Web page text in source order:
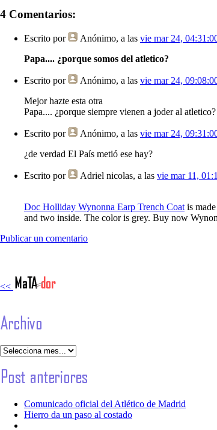
4 Comentarios:
Escrito por Anónimo, a las vie mar 24,
Papa.... ¿porque somos del atletico?
Escrito por Anónimo, a las vie mar 24,
Mejor hazte esta otra
Papa.... ¿porque siempre vienen a joder al atletico?
Escrito por Anónimo, a las vie mar 24,
¿de verdad El País metió ese hay?
Escrito por Adriel nicolas, a las vie mar 11,
Doc Holliday Wynonna Earp Trench Coat is
and two inside. The color is grey. Buy now
Publicar un comentario
<<
Comunicado oficial del Atlético de Madrid
Hierro da un paso al costado